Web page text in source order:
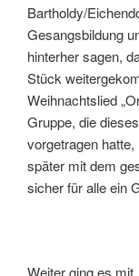
Bartholdy/
Gesangsbildung
hinterher sagen,
Stück
Weihnachtslied
Gruppe, die
vorgetragen
später mit dem
sicher für alle ein
Weiter ging es mit